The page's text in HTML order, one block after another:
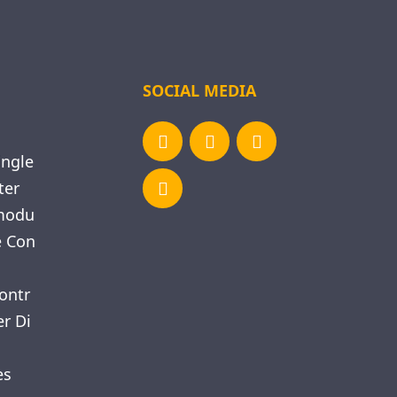
Di
SOCIAL MEDIA